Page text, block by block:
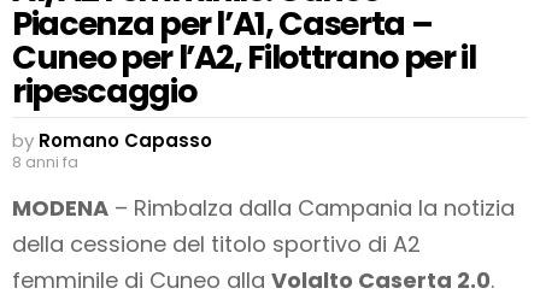
Piacenza per l’A1, Caserta –
Cuneo per l’A2, Filottrano per il
ripescaggio
by Romano Capasso
8 anni fa
MODENA – Rimbalza dalla Campania la notizia
della cessione del titolo sportivo di A2
femminile di Cuneo alla Volalto Caserta 2.0.